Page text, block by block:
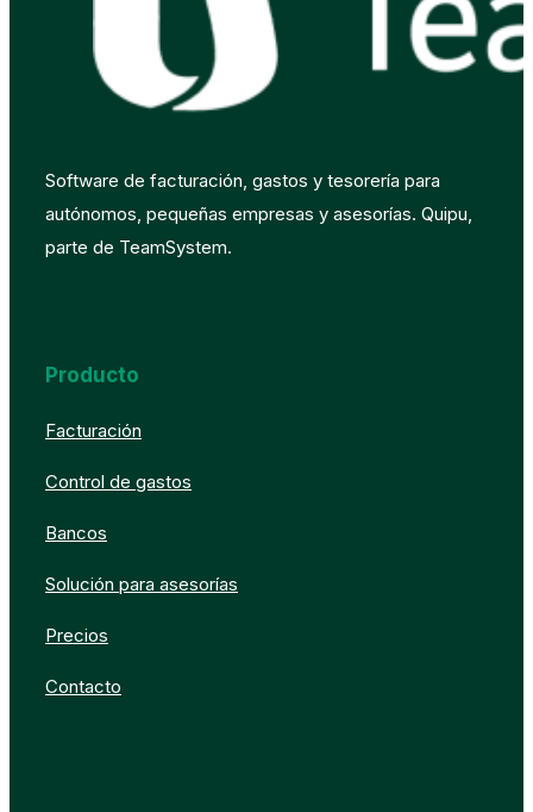
Software de facturación, gastos y tesorería para
autónomos, pequeñas empresas y asesorías. Quipu,
parte de TeamSystem.
Producto
Facturación
Control de gastos
Bancos
Solución para asesorías
Precios
Contacto